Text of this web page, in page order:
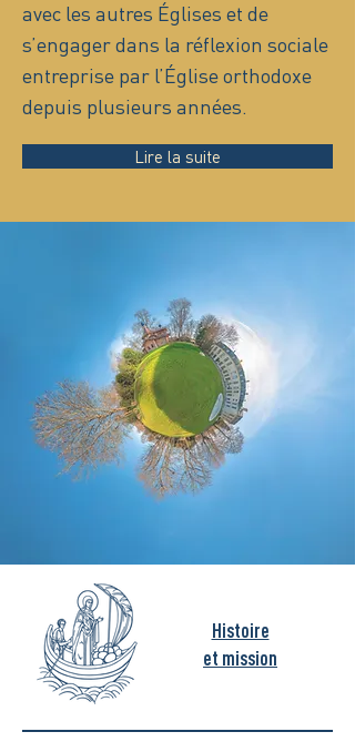
avec les autres Églises et de
s’engager dans la réflexion sociale
entreprise par l’Église orthodoxe
depuis plusieurs années.
Lire la suite
Histoire
et mission